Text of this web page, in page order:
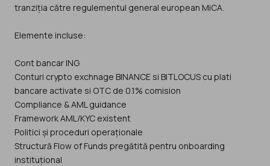
tranziția către regulementul general european MiCA.
Elemente incluse:
Cont bancar ING
Conturi crypto exchnage BINANCE si BITLOCUS cu plati
bancare activate si OTC de 0.1% comision
Compliance & AML guidance
Framework AML/KYC existent
Politici și proceduri operaționale
Structură Flow of Funds pregătită pentru onboarding
instituțional